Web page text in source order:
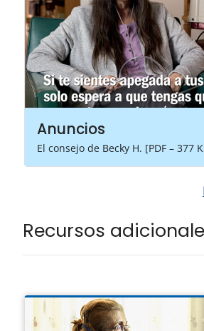
Anuncios
El consejo de Becky H. [PDF – 377
Recursos